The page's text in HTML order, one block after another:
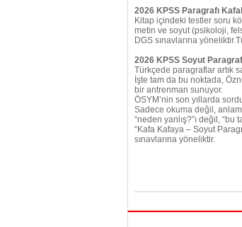
2026 KPSS Paragrafı
Kitap içindeki testler soru
metin ve soyut (psikoloji,
DGS sınavlarına
2026 KPSS Soyut
Türkçede paragraflar artık
İşte tam da bu noktada,
bir antrenman sunuyor.
ÖSYM’nin son yıllarda
Sadece okuma değil,
“neden yanlış?”ı değil,
“Kafa Kafaya – Soyut
sınavlarına yöneliktir.